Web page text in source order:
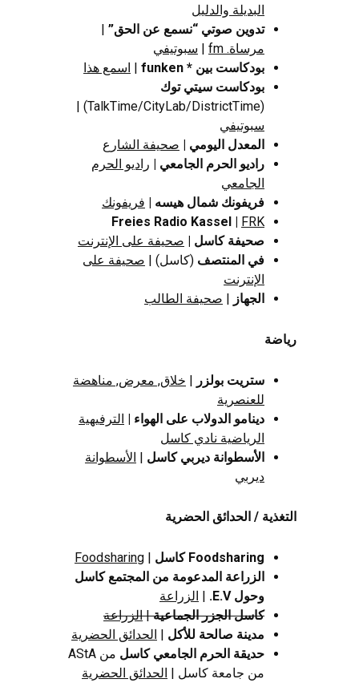
البديلة والدليل
تدوين صوتي “نسمع عن الحق” |
مرساة. fm
| سبوتيفي
بودكاست بين * funken
| اسمع هذا
بودكاست سيتي توك
(TalkTime/CityLab/DistrictTime) |
سبوتيفي
المعدل اليومي | صحيفة الشارع
راديو الحرم الجامعي | راديو الحرم
الجامعي
فريفونك شمال هيسه | فريفونك
Freies Radio Kassel | FRK
صحيفة كاسل | صحيفة على الإنترنت
في المنتصف (كاسل) | صحيفة على
الإنترنت
الجهاز | صحيفة الطالب
رياضة
ستريت بولزر | خلاق, معرض, مناهضة
للعنصرية
دينامو الدولاب على الهواء | الترفيهية
الرياضية نادي كاسل
الأسطوانة ديربي كاسل | الأسطوانة
ديربي
التغذية / الحدائق الحضرية
Foodsharing كاسل |
Foodsharing
الزراعة المدعومة من المجتمع كاسل
وحول E.V.
| الزراعة
كاسل الجزر الجماعية|الزراعة
مدينة صالحة للأكل | الحدائق الحضرية
حديقة الحرم الجامعي كاسل
من AStA
من جامعة كاسل | الحدائق الحضرية